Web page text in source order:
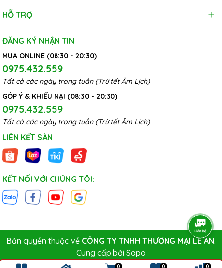
HỖ TRỢ
ĐĂNG KÝ NHẬN TIN
MUA ONLINE (08:30 - 20:30)
0975.432.559
Tất cả các ngày trong tuần (Trừ tết Âm Lịch)
GÓP Ý & KHIẾU NẠI (08:30 - 20:30)
0975.432.559
Tất cả các ngày trong tuần (Trừ tết Âm Lịch)
LIÊN KẾT SÀN
KẾT NỐI VỚI CHÚNG TÔI:
Bản quyền thuộc về CÔNG TY TNHH THƯƠNG MẠI LÊ AN.
Cung cấp bởi Sapo
0 0 0